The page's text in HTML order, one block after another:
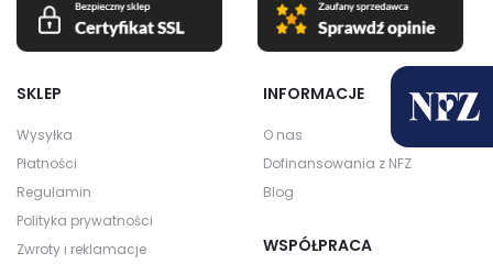
SKLEP
Wysyłka
Płatności
Regulamin
Polityka prywatności
Zwroty i reklamacje
INFORMACJE
O nas
Dofinansowania z NFZ
Blog
WSPÓŁPRACA